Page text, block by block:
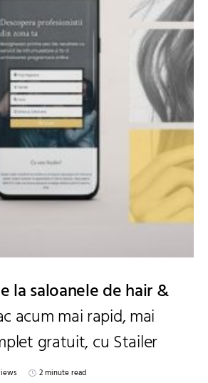
la saloanele de hair &
acum mai rapid, mai
gratuit, cu Stailer
2 minute read